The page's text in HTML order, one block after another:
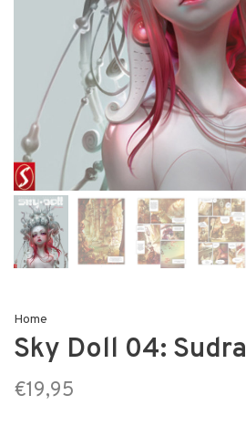
Home
Sky Doll 04: Sudra
€19,95